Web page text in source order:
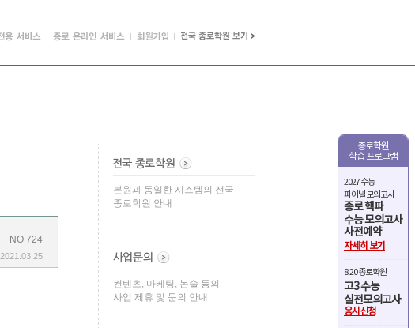
종로학원
학습 프로그램
2027 수능
파이널 모의고사
종로 핵파
수능 모의고사
사전예약
자세히 보기
8.20 종로학원
고3 수능
실전모의고사
응시신청
NO 724
2021.03.25
본원과 동일한 시스템의 전국
종로학원 안내
컨텐츠, 마케팅, 논술 등의
사업 제휴 및 문의 안내